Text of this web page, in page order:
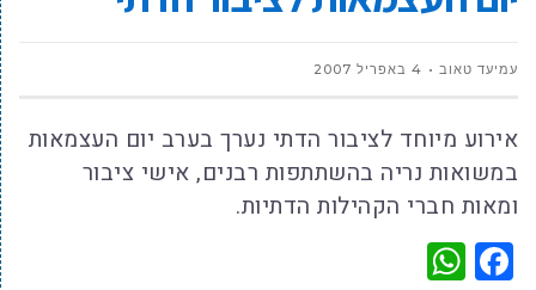
עמיעד טאוב 4 באפריל 2007
אירוע מיוחד לציבור הדתי נערך בערב יום העצמאות
במשואות נריה בהשתתפות רבנים, אישי ציבור
ומאות חברי הקהילות הדתיות.
Facebook